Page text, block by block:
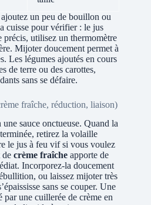
un peu de bouillon ou
cuisse pour vérifier : le jus
utilisez un thermomètre
Mijoter doucement permet à
Les légumes ajoutés en cours
de terre ou des carottes,
sans se défaire.
fraîche, réduction, liaison)
sauce onctueuse. Quand la
retirez la volaille
le jus à feu vif si vous voulez
de crème fraîche apporte de
Incorporez-la doucement
ou laissez mijoter très
sans se couper. Une
par une cuillerée de crème en